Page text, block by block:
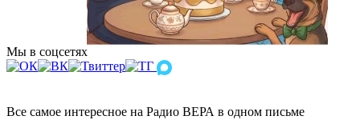
Мы в соцсетях
Все самое интересное на Радио ВЕРА в одном письме